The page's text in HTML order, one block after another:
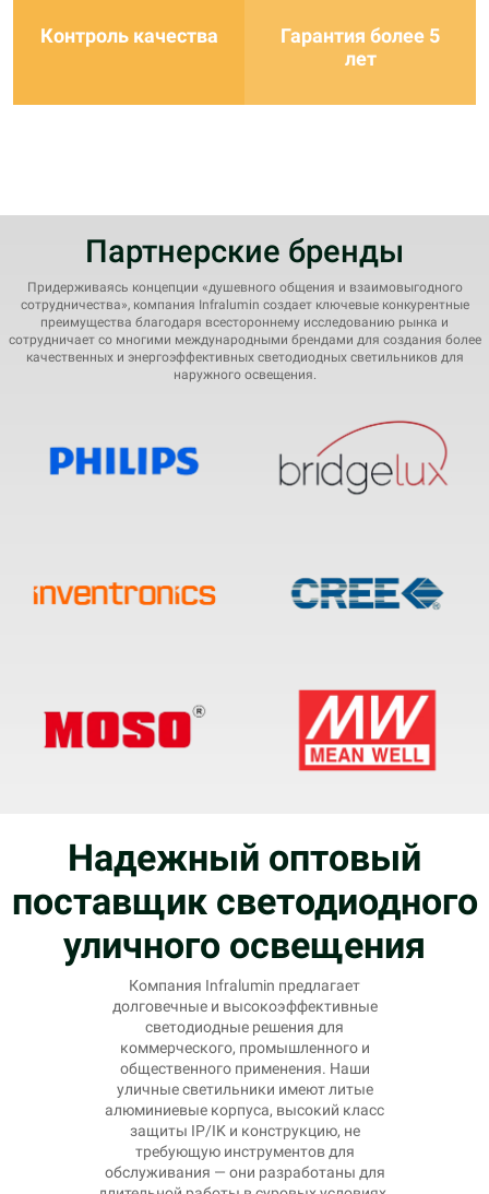
Контроль качества
Гарантия более 5
лет
Партнерские бренды
Придерживаясь концепции «душевного общения и взаимовыгодного
сотрудничества», компания Infralumin создает ключевые конкурентные
преимущества благодаря всестороннему исследованию рынка и
сотрудничает со многими международными брендами для создания более
качественных и энергоэффективных светодиодных светильников для
наружного освещения.
Надежный оптовый
поставщик светодиодного
уличного освещения
Компания Infralumin предлагает
долговечные и высокоэффективные
светодиодные решения для
коммерческого, промышленного и
общественного применения. Наши
уличные светильники имеют литые
алюминиевые корпуса, высокий класс
защиты IP/IK и конструкцию, не
требующую инструментов для
обслуживания — они разработаны для